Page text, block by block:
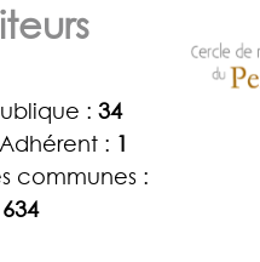
: 34
: 1
communes :
634